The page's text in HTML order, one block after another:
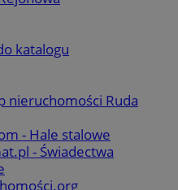
katalogu
nieruchomości Ruda
- Hale stalowe
- Świadectwa